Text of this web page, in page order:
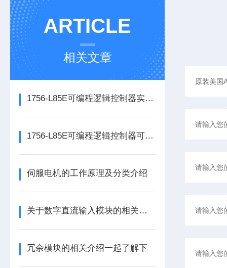
ARTICLE
相关文章
1756-L85E可编程逻辑控制器实操应用常见问题分析及解决方法探讨
1756-L85E可编程逻辑控制器可满足多行业自动化精准控制需求
伺服电机的工作原理及分类介绍
关于数字直流输入模块的相关介绍
冗余模块的相关介绍一起了解下